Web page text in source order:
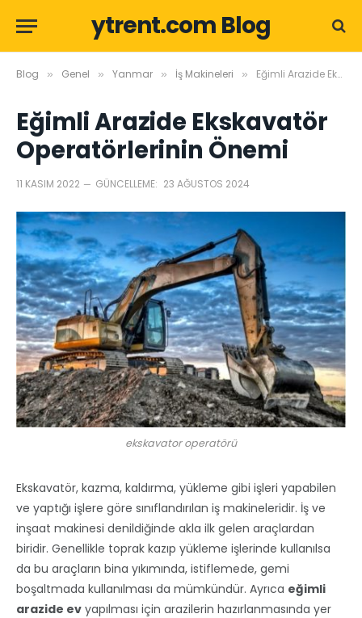
ytrent.com Blog
Blog » Genel » Yanmar » İş Makineleri » Eğimli Arazide Ekskavatör Operatörlerinin Önemi
Eğimli Arazide Ekskavatör
Operatörlerinin Önemi
11 KASIM 2022 GÜNCELLEME: 23 AĞUSTOS 2024
ekskavator operatörü
Ekskavatör, kazma, kaldırma, yükleme gibi işleri yapabilen
ve yaptığı işlere göre sınıflandırılan iş makineleridir. İş ve
inşaat makinesi denildiğinde akla ilk gelen araçlardan
biridir. Genellikle toprak kazıp yükleme işlerinde kullanılsa
da bu araçların bina yıkımında, istiflemede, gemi
boşaltmada kullanılması da mümkündür. Ayrıca eğimli
arazide ev yapılması için arazilerin hazırlanmasında yer